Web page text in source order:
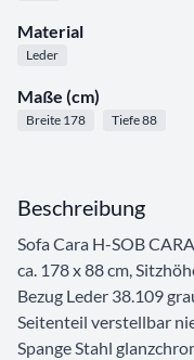
Material
Leder
Maße (cm)
Breite 178 Tiefe 88
Beschreibung
Sofa Cara H-SOB
ca. 178 x 88 cm,
Bezug Leder 38.109
Seitenteil verstellbar
Spange Stahl